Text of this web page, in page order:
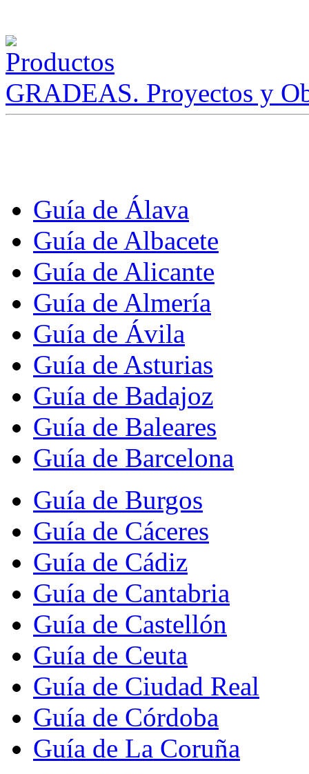
GRADEAS. Proyectos y
Guía de Álava
Guía de Albacete
Guía de Alicante
Guía de Almería
Guía de Ávila
Guía de Asturias
Guía de Badajoz
Guía de Baleares
Guía de Barcelona
Guía de Burgos
Guía de Cáceres
Guía de Cádiz
Guía de Cantabria
Guía de Castellón
Guía de Ceuta
Guía de Ciudad Real
Guía de Córdoba
Guía de La Coruña